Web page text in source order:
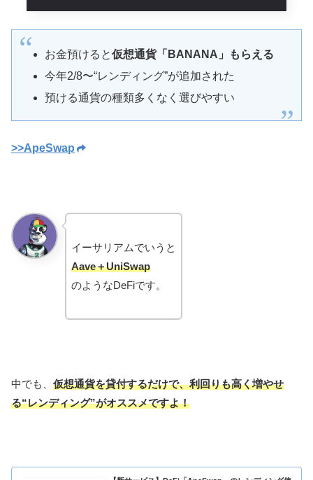
お金預けると仮想通貨「BANANA」もらえる
今年2/8〜“レンディング”が追加された
預ける通貨の種類多くなく選びやすい
>>ApeSwap
イーサリアムでいうと
Aave＋UniSwap
のようなDeFiです。
中でも、 仮想通貨を貸付するだけで、利回りも高く増やせ
る“レンディング”がオススメですよ！